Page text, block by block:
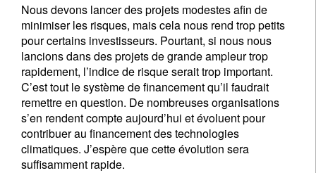
Nous devons lancer des projets modestes afin de
minimiser les risques, mais cela nous rend trop petits
pour certains investisseurs. Pourtant, si nous nous
lancions dans des projets de grande ampleur trop
rapidement, l’indice de risque serait trop important.
C’est tout le système de financement qu’il faudrait
remettre en question. De nombreuses organisations
s’en rendent compte aujourd’hui et évoluent pour
contribuer au financement des technologies
climatiques. J’espère que cette évolution sera
suffisamment rapide.